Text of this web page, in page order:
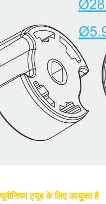
ट्यूब के लिए उपयुक्त है